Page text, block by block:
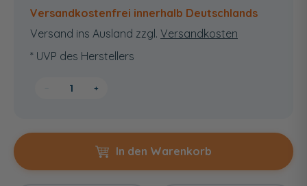
Versandkostenfrei innerhalb Deutschlands
Versand ins Ausland zzgl. Versandkosten
* UVP des Herstellers
+
In den Warenkorb